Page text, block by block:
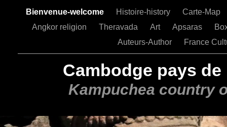
Bienvenue-welcome Histoire-history
Carte-Map
Angkor religion
Theravada Art Apsaras
Auteurs-Author
France
Cambodge pays de
Kampuchea country